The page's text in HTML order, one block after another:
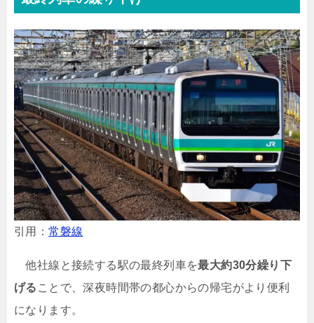
引用：常磐線
他社線と接続する駅の最終列車を最大約30分繰り下
げる ことで、深夜時間帯の都心からの帰宅がより便利
になります。